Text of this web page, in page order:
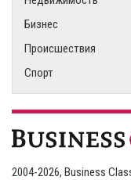
Бизнес
Происшествия
Спорт
2004-2026, Business